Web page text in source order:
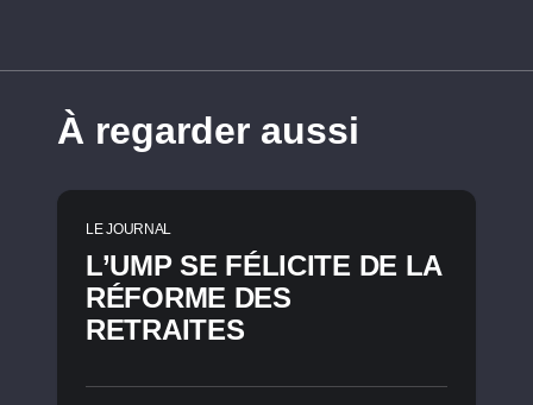
À regarder aussi
LE JOURNAL
L’UMP SE FÉLICITE DE LA
RÉFORME DES
RETRAITES